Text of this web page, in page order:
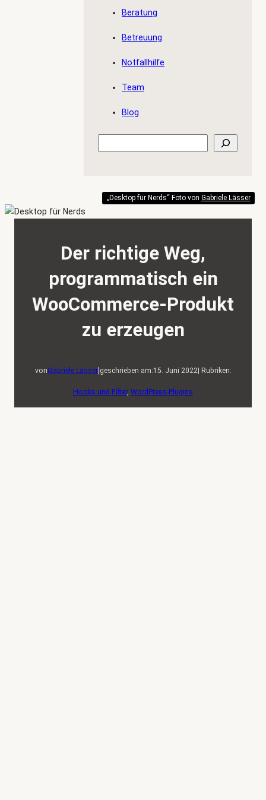
Beratung
Betreuung
Notfallhilfe
Team
Blog
Der richtige Weg,
programmatisch ein
WooCommerce-Produkt
zu erzeugen
vonGabriele Lässer| geschrieben am:15. Juni 2022| Rubriken:
Hooks und Filter, WordPress-Plugins
„Desktop für Nerds“ Foto von Gabriele Lässer